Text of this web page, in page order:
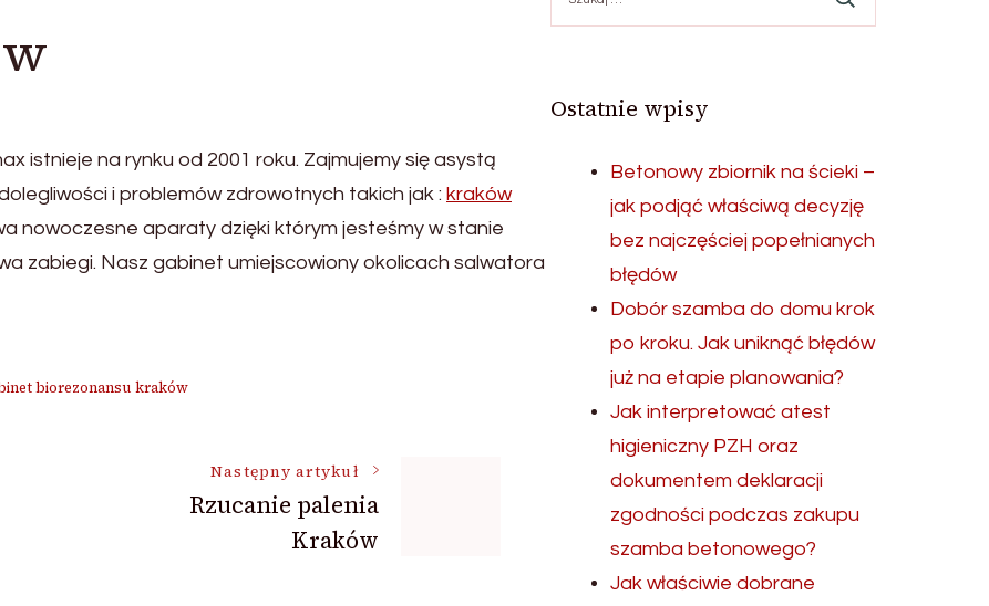
istnieje na rynku od 2001 roku. Zajmujemy się asystą
i problemów zdrowotnych takich jak : kraków
nowoczesne aparaty dzięki którym jesteśmy w stanie
zabiegi. Nasz gabinet umiejscowiony okolicach salwatora
biorezonansu kraków
Następny artykuł
Rzucanie palenia
Kraków
Ostatnie wpisy
Betonowy zbiornik na ścieki –
jak podjąć właściwą decyzję
bez najczęściej popełnianych
błędów
Dobór szamba do domu krok
po kroku. Jak uniknąć błędów
już na etapie planowania?
Jak interpretować atest
higieniczny PZH oraz
dokumentem deklaracji
zgodności podczas zakupu
szamba betonowego?
Jak właściwie dobrane